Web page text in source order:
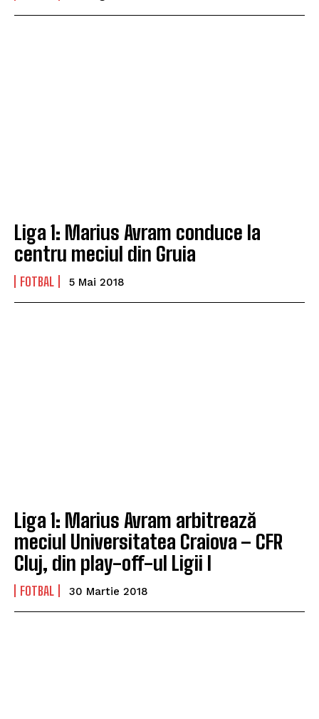
Liga 1: Marius Avram conduce la
centru meciul din Gruia
FOTBAL 5 Mai 2018
Liga 1: Marius Avram arbitrează
meciul Universitatea Craiova – CFR
Cluj, din play-off-ul Ligii I
FOTBAL 30 Martie 2018